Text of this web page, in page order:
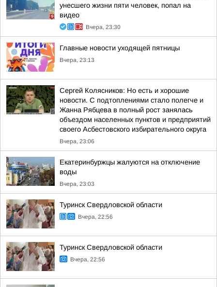
унесшего жизни пяти человек, попал на
видео
Вчера, 23:30
Главные новости уходящей пятницы
Вчера, 23:13
Сергей Колясников: Но есть и хорошие
новости. С подтоплениями стало полегче и
Жанна Рябцева в полный рост занялась
объездом населенных пунктов и предприятий
своего Асбестовского избирательного округа
Вчера, 23:06
Екатеринбуржцы жалуются на отключение
воды
Вчера, 23:03
Туринск Свердловской области
Вчера, 22:56
Туринск Свердловской области
Вчера, 22:56